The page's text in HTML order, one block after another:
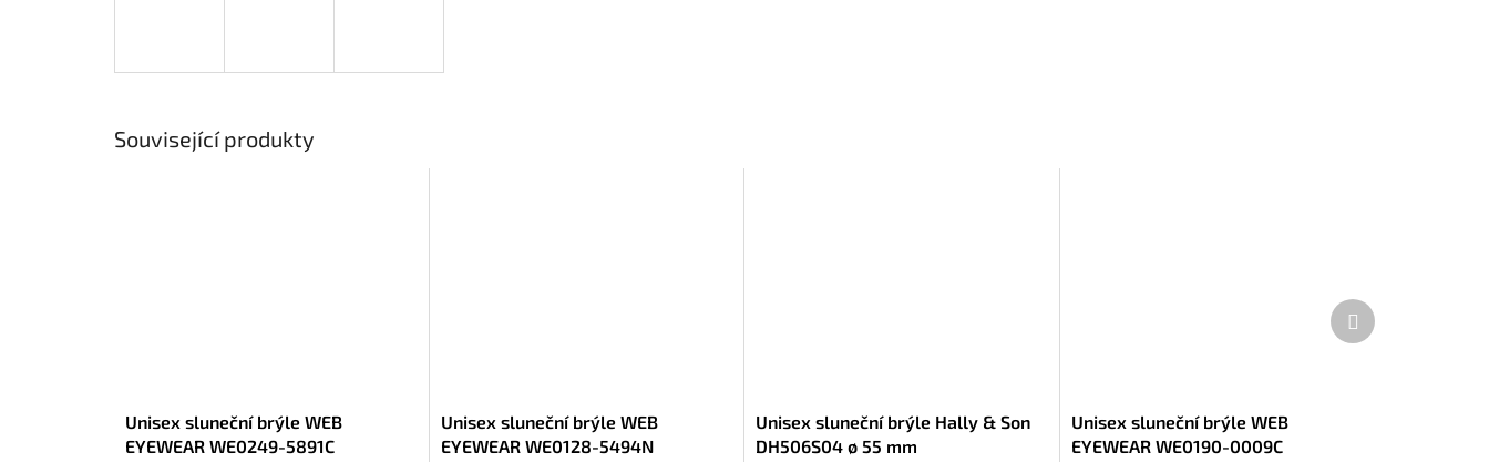
Související produkty
Unisex sluneční brýle WEB
EYEWEAR WE0249-5891C
Unisex sluneční brýle WEB
EYEWEAR WE0128-5494N
Unisex sluneční brýle Hally & Son
DH506S04 ø 55 mm
Unisex sluneční brýle WEB
EYEWEAR WE0190-0009C
Další
produkt